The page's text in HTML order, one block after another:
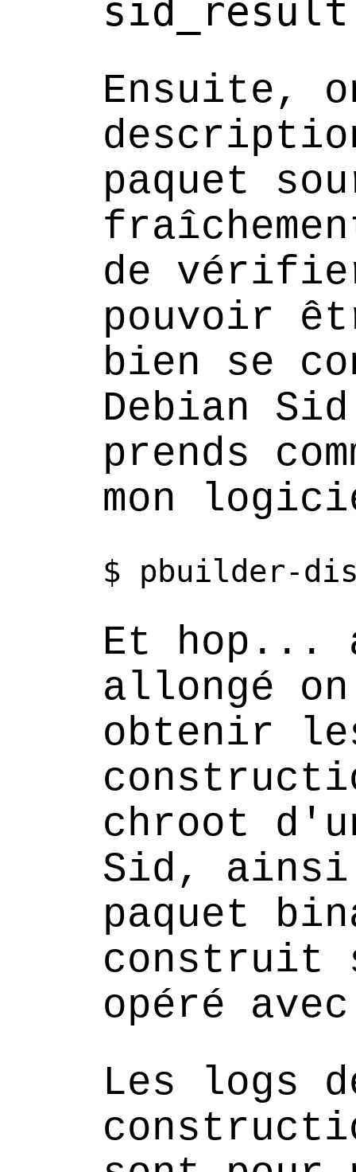
sid_result
Ensuite,
paquet
de
pouvoir
bien se
Debian
prends
mon
$ pbuilder-
Et hop...
allongé
obtenir
chroot
Sid,
paquet
construit
opéré
Les logs